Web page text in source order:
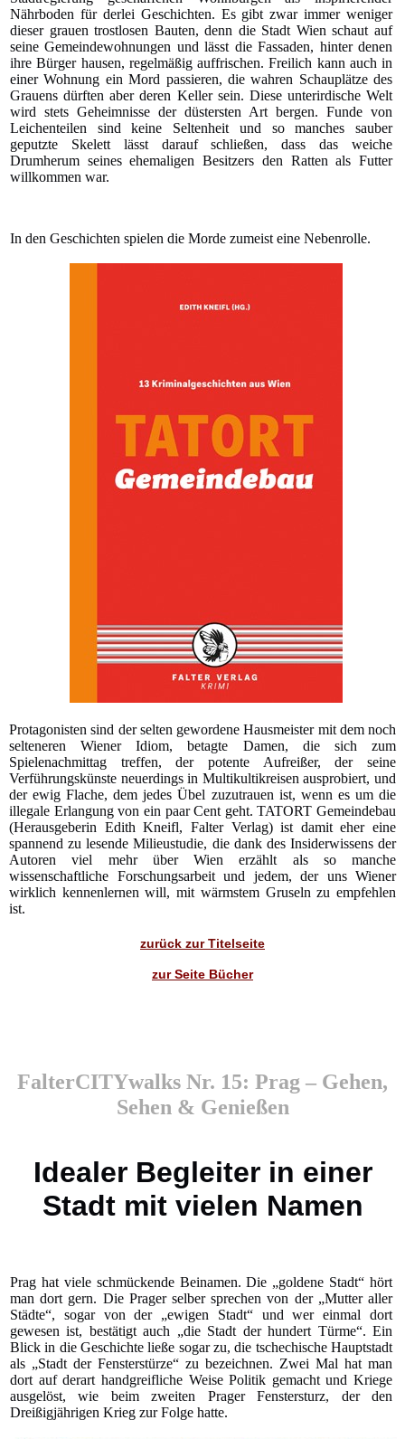
Nährboden für derlei Geschichten. Es gibt zwar immer weniger
dieser grauen trostlosen Bauten, denn die Stadt Wien schaut auf
seine Gemeindewohnungen und lässt die Fassaden, hinter denen
ihre Bürger hausen, regelmäßig auffrischen. Freilich kann auch in
einer Wohnung ein Mord passieren, die wahren Schauplätze des
Grauens dürften aber deren Keller sein. Diese unterirdische Welt
wird stets Geheimnisse der düstersten Art bergen. Funde von
Leichenteilen sind keine Seltenheit und so manches sauber
geputzte Skelett lässt darauf schließen, dass das weiche
Drumherum seines ehemaligen Besitzers den Ratten als Futter
willkommen war.
In den Geschichten spielen die Morde zumeist eine Nebenrolle.
Protagonisten sind der selten gewordene Hausmeister mit dem noch
selteneren Wiener Idiom, betagte Damen, die sich zum
Spielenachmittag treffen, der potente Aufreißer, der seine
Verführungskünste neuerdings in Multikultikreisen ausprobiert, und
der ewig Flache, dem jedes Übel zuzutrauen ist, wenn es um die
illegale Erlangung von ein paar Cent geht. TATORT Gemeindebau
(Herausgeberin Edith Kneifl, Falter Verlag) ist damit eher eine
spannend zu lesende Milieustudie, die dank des Insiderwissens der
Autoren viel mehr über Wien erzählt als so manche
wissenschaftliche Forschungsarbeit und jedem, der uns Wiener
wirklich kennenlernen will, mit wärmstem Gruseln zu empfehlen
ist.
zurück zur Titelseite
zur Seite Bücher
FalterCITYwalks Nr. 15: Prag – Gehen,
Sehen & Genießen
Idealer Begleiter in einer
Stadt mit vielen Namen
Prag hat viele schmückende Beinamen. Die „goldene Stadt“ hört
man dort gern. Die Prager selber sprechen von der „Mutter aller
Städte“, sogar von der „ewigen Stadt“ und wer einmal dort
gewesen ist, bestätigt auch „die Stadt der hundert Türme“. Ein
Blick in die Geschichte ließe sogar zu, die tschechische Hauptstadt
als „Stadt der Fensterstürze“ zu bezeichnen. Zwei Mal hat man
dort auf derart handgreifliche Weise Politik gemacht und Kriege
ausgelöst, wie beim zweiten Prager Fenstersturz, der den
Dreißigjährigen Krieg zur Folge hatte.